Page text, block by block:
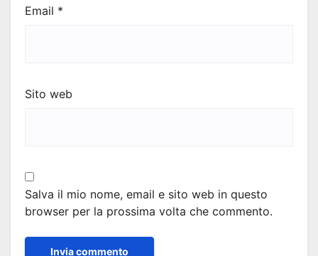
Email *
Sito web
Salva il mio nome, email e sito web in questo
browser per la prossima volta che commento.